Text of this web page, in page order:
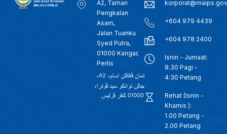
A2, Taman
Pengkalan
Asam,
Jalan Tuanku
Syed Putra,
01000 Kangar,
Perlis
+604 979 4439
+604 978 2400
Isnin - Jumaat:
8.30 Pagi -
4:30 Petang
Rehat (Isnin -
Khamis ):
1.00 Petang -
2.00 Petang